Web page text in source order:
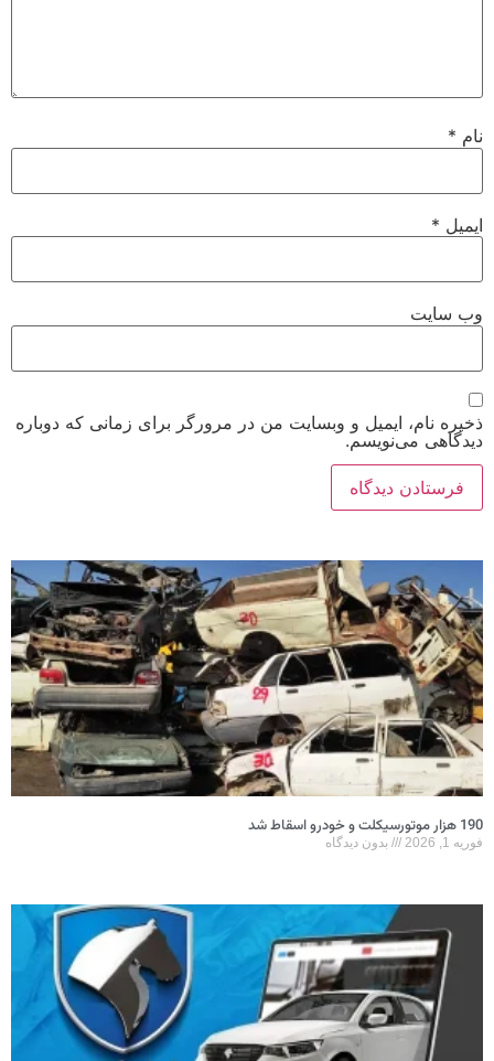
نام*
ایمیل*
وب‌ سایت
ذخیره نام، ایمیل و وبسایت من در مرورگر برای زمانی که دوباره
دیدگاهی می‌نویسم.
190 هزار موتورسیکلت و خودرو اسقاط شد
فوریه 1, 2026 بدون دیدگاه